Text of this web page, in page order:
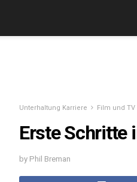
Unterhaltung Karriere Film und TV
Erste Schritte
by Phil Breman